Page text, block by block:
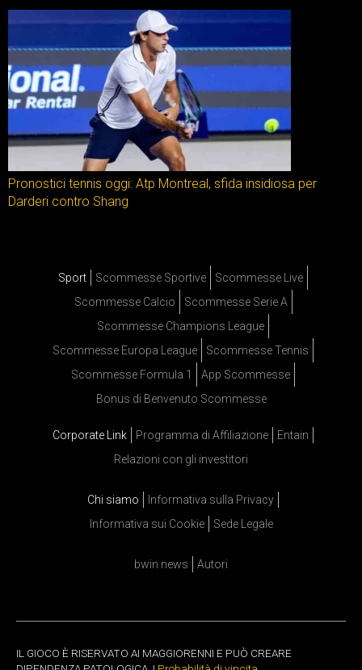
Pronostici tennis oggi: Atp Montreal, sfida insidiosa per
Darderi contro Shang
Sport Scommesse Sportive
Scommesse Live
Scommesse Calcio
Scommesse Serie A
Scommesse Champions League
Scommesse Europa League
Scommesse Tennis
Scommesse Formula 1
App Scommesse
Bonus di Benvenuto Scommesse
Corporate Link Programma di Affiliazione
Entain
Relazioni con gli investitori
Chi siamo
Informativa sulla Privacy
Informativa sui Cookie
Sede Legale
bwin news Autori
IL GIOCO È RISERVATO AI MAGGIORENNI E PUÒ CREARE